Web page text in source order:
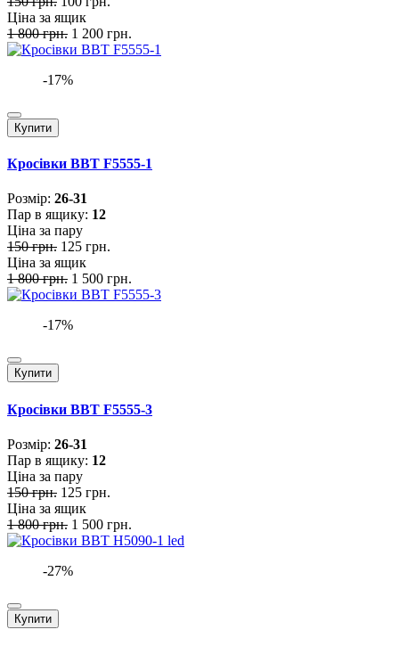
Ціна за ящик
1 800 грн. 1 200 грн.
-17%
Купити
Кросівки BBT F5555-1
Розмiр: 26-31
Пар в ящику: 12
Ціна за пару
150 грн. 125 грн.
Ціна за ящик
1 800 грн. 1 500 грн.
-17%
Купити
Кросівки BBT F5555-3
Розмiр: 26-31
Пар в ящику: 12
Ціна за пару
150 грн. 125 грн.
Ціна за ящик
1 800 грн. 1 500 грн.
-27%
Купити